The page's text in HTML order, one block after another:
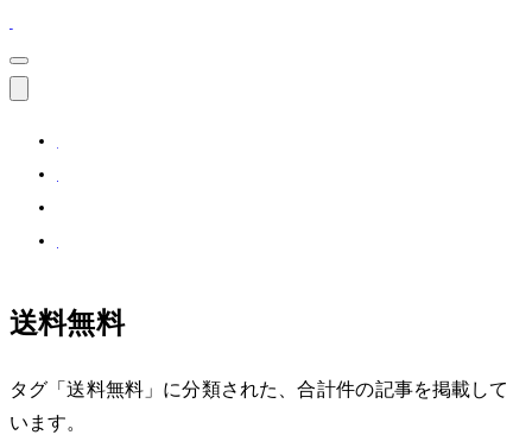
送料無料
タグ「送料無料」に分類された、合計 1 件の記事を掲載して
います。